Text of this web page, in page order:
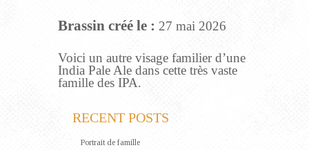
Brassin créé le : 27 mai 2026
Voici un autre visage familier d’une
India Pale Ale dans cette très vaste
famille des IPA.
RECENT POSTS
Portrait de famille